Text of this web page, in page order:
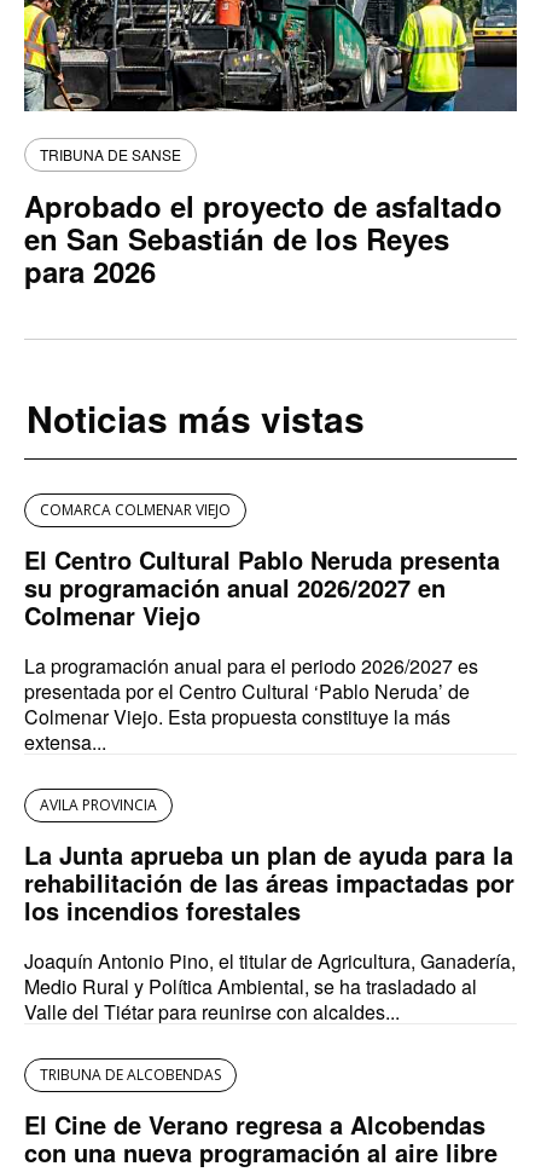
TRIBUNA DE SANSE
Aprobado el proyecto de asfaltado
en San Sebastián de los Reyes
para 2026
Noticias más vistas
COMARCA COLMENAR VIEJO
El Centro Cultural Pablo Neruda presenta
su programación anual 2026/2027 en
Colmenar Viejo
La programación anual para el periodo 2026/2027 es
presentada por el Centro Cultural ‘Pablo Neruda’ de
Colmenar Viejo. Esta propuesta constituye la más
extensa...
AVILA PROVINCIA
La Junta aprueba un plan de ayuda para la
rehabilitación de las áreas impactadas por
los incendios forestales
Joaquín Antonio Pino, el titular de Agricultura, Ganadería,
Medio Rural y Política Ambiental, se ha trasladado al
Valle del Tiétar para reunirse con alcaldes...
TRIBUNA DE ALCOBENDAS
El Cine de Verano regresa a Alcobendas
con una nueva programación al aire libre